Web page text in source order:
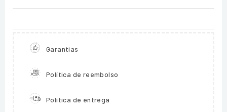
Garantias
Política de reembolso
Política de entrega